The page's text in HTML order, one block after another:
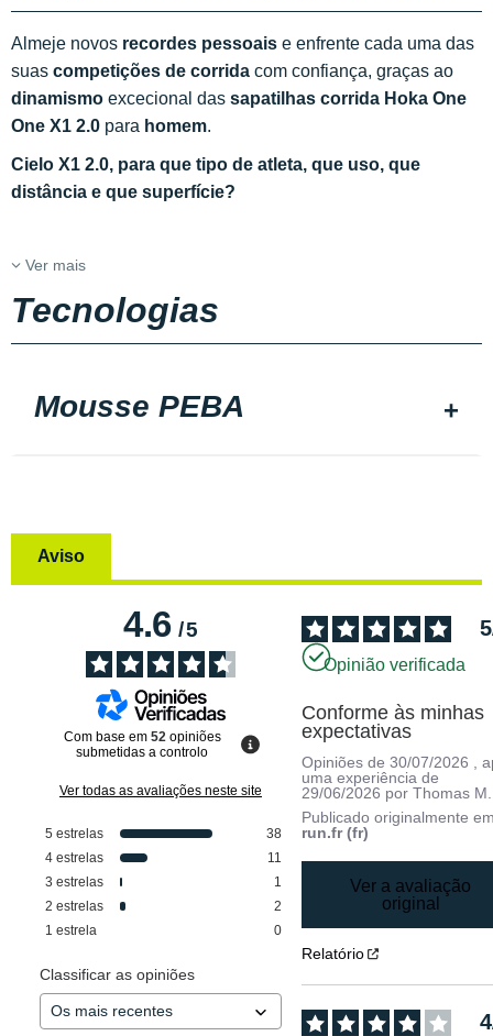
Almeje novos recordes pessoais e enfrente cada uma das
suas competições de corrida com confiança, graças ao
dinamismo excecional das sapatilhas corrida Hoka One
One X1 2.0 para homem.
Cielo X1 2.0, para que tipo de atleta, que uso, que
distância e que superfície?
Ver mais
Tecnologias
Mousse PEBA
Aviso
4.6/5
Com base em 52 opiniões
submetidas a controlo
Ver todas as avaliações neste site
5 estrelas
38
4 estrelas
11
3 estrelas
1
2 estrelas
2
1 estrela 0
Classificar as opiniões
5
Opinião verificada
Conforme às minhas
expectativas
Opiniões de30/07/2026
,
uma experiência de
29/06/2026 porThomas M.
Publicado originalmente
run.fr (fr)
Ver a avaliação
original
Relatório
4